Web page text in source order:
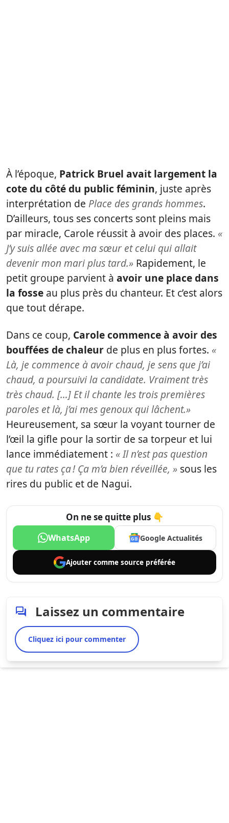
À l’époque, Patrick Bruel avait largement la
cote du côté du public féminin, juste après
interprétation de Place des grands hommes.
D’ailleurs, tous ses concerts sont pleins mais
par miracle, Carole réussit à avoir des places. «
J’y suis allée avec ma sœur et celui qui allait
devenir mon mari plus tard.» Rapidement, le
petit groupe parvient à avoir une place dans
la fosse au plus près du chanteur. Et c’est alors
que tout dérape.
Dans ce coup, Carole commence à avoir des
bouffées de chaleur de plus en plus fortes. «
Là, je commence à avoir chaud, je sens que j’ai
chaud, a poursuivi la candidate. Vraiment très
très chaud. […] Et il chante les trois premières
paroles et là, j’ai mes genoux qui lâchent.»
Heureusement, sa sœur la voyant tourner de
l’œil la gifle pour la sortir de sa torpeur et lui
lance immédiatement : « Il n’est pas question
que tu rates ça ! Ça m’a bien réveillée, » sous les
rires du public et de Nagui.
On ne se quitte plus 👇
WhatsApp Google Actualités
Ajouter comme source préférée
Laissez un commentaire
Cliquez ici pour commenter